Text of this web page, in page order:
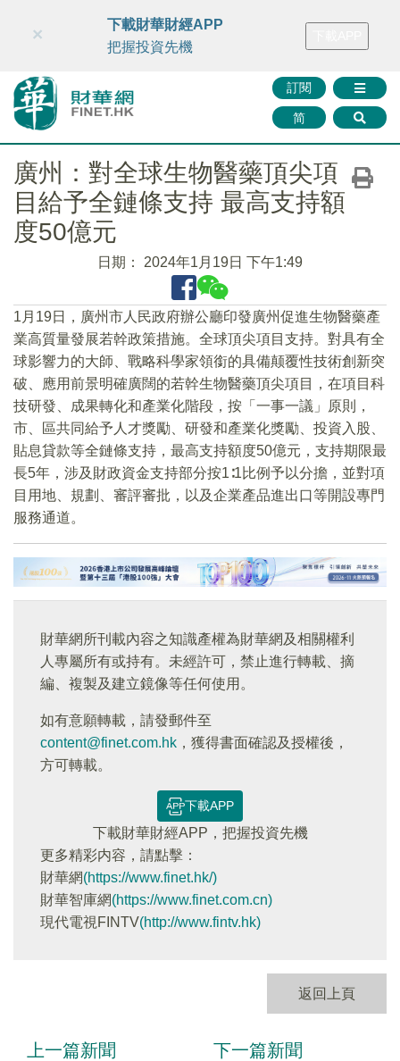
財華智庫網 FINTV FINMETA 財華證券 媒體矩陣
訂閱
简
×
下載財華財經APP
把握投資先機
廣州：對全球生物醫藥頂尖項
目給予全鏈條支持 最高支持額
度50億元
日期： 2024年1月19日 下午1:49
1月19日，廣州市人民政府辦公廳印發廣州促進生物醫藥產
業高質量發展若幹政策措施。全球頂尖項目支持。對具有全
球影響力的大師、戰略科學家領銜的具備颠覆性技術創新突
破、應用前景明確廣闊的若幹生物醫藥頂尖項目，在項目科
技研發、成果轉化和產業化階段，按「一事一議」原則，
市、區共同給予人才獎勵、研發和產業化獎勵、投資入股、
貼息貸款等全鏈條支持，最高支持額度50億元，支持期限最
長5年，涉及財政資金支持部分按1∶1比例予以分擔，並對項
目用地、規劃、審評審批，以及企業產品進出口等開設專門
服務通道。
財華網所刊載內容之知識產權為財華網及相關權利
人專屬所有或持有。未經許可，禁止進行轉載、摘
編、複製及建立鏡像等任何使用。
如有意願轉載，請發郵件至
content@finet.com.hk ，獲得書面確認及授權後，
方可轉載。
下載APP
下載財華財經APP，把握投資先機
更多精彩内容，請點擊：
財華網(https://www.finet.hk/)
財華智庫網(https://www.finet.com.cn)
現代電視FINTV(http://www.fintv.hk)
返回上頁
上一篇新聞 下一篇新聞